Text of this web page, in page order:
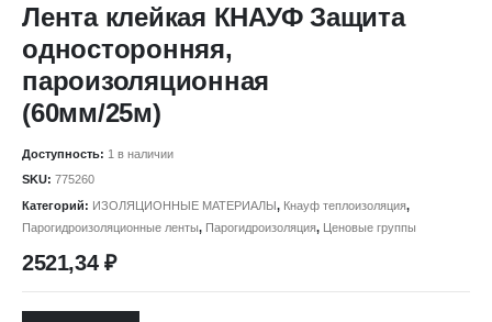
Лента клейкая КНАУФ Защита
односторонняя,
пароизоляционная
(60мм/25м)
Доступность: 1 в наличии
SKU: 775260
Категорий: ИЗОЛЯЦИОННЫЕ МАТЕРИАЛЫ, Кнауф теплоизоляция,
Парогидроизоляционные ленты, Парогидроизоляция, Ценовые группы
2521,34 ₽